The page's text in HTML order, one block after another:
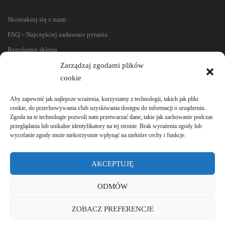
Zarządzaj zgodami plików
cookie
Aby zapewnić jak najlepsze wrażenia, korzystamy z technologii, takich jak pliki
cookie, do przechowywania i/lub uzyskiwania dostępu do informacji o urządzeniu.
Zgoda na te technologie pozwoli nam przetwarzać dane, takie jak zachowanie podczas
przeglądania lub unikalne identyfikatory na tej stronie. Brak wyrażenia zgody lub
wycofanie zgody może niekorzystnie wpłynąć na niektóre cechy i funkcje.
AKCEPTUJĘ
ODMÓW
ZOBACZ PREFERENCJE
Skontaktuj się z nami
FAQ – Najczęściej zadawane pytania
Regulamin sklepu
Reklamacje i zwroty
Polityka prywatności